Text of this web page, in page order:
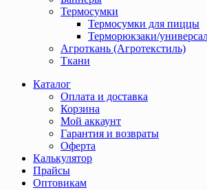
Термосумки
Термосумки для пиццы
Терморюкзаки/
Агроткань (Агротекстиль)
Ткани
Каталог
Оплата и доставка
Корзина
Мой аккаунт
Гарантия и возвраты
Оферта
Калькулятор
Прайсы
Оптовикам